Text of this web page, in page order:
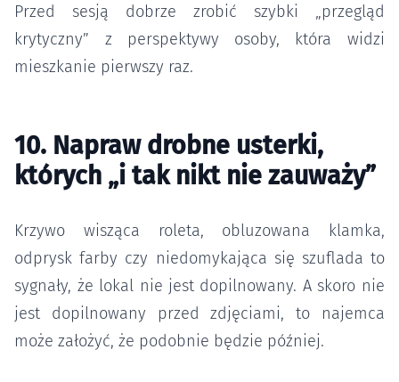
Przed sesją dobrze zrobić szybki „przegląd
krytyczny” z perspektywy osoby, która widzi
mieszkanie pierwszy raz.
10. Napraw drobne usterki,
których „i tak nikt nie zauważy”
Krzywo wisząca roleta, obluzowana klamka,
odprysk farby czy niedomykająca się szuflada to
sygnały, że lokal nie jest dopilnowany. A skoro nie
jest dopilnowany przed zdjęciami, to najemca
może założyć, że podobnie będzie później.